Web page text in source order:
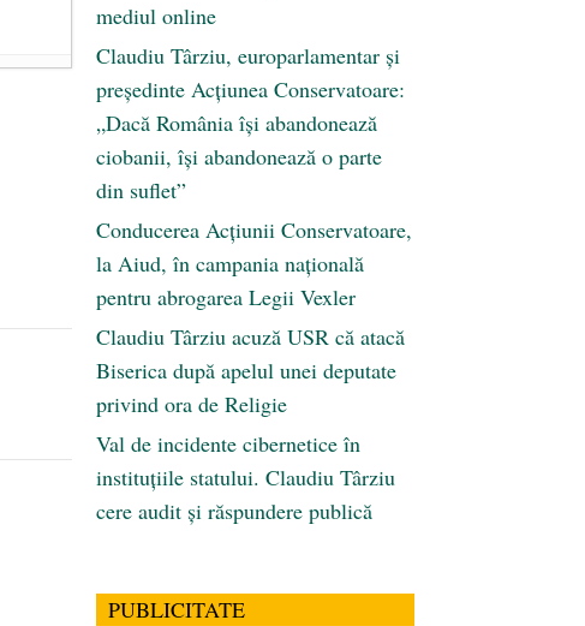
mediul online
Claudiu Târziu, europarlamentar și
președinte Acțiunea Conservatoare:
„Dacă România își abandonează
ciobanii, își abandonează o parte
din suflet”
Conducerea Acțiunii Conservatoare,
la Aiud, în campania națională
pentru abrogarea Legii Vexler
Claudiu Târziu acuză USR că atacă
Biserica după apelul unei deputate
privind ora de Religie
Val de incidente cibernetice în
instituțiile statului. Claudiu Târziu
cere audit și răspundere publică
PUBLICITATE